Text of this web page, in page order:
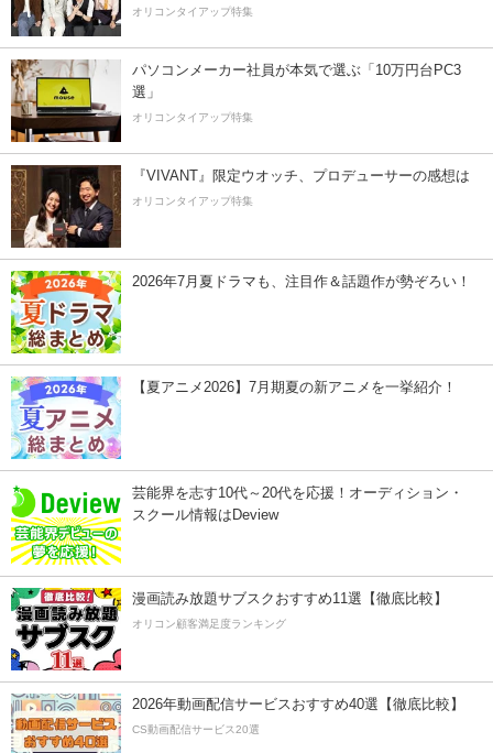
オリコンタイアップ特集
パソコンメーカー社員が本気で選ぶ「10万円台PC3
選」
オリコンタイアップ特集
『VIVANT』限定ウオッチ、プロデューサーの感想は
オリコンタイアップ特集
2026年7月夏ドラマも、注目作＆話題作が勢ぞろい！
【夏アニメ2026】7月期夏の新アニメを一挙紹介！
芸能界を志す10代～20代を応援！オーディション・
スクール情報はDeview
漫画読み放題サブスクおすすめ11選【徹底比較】
オリコン顧客満足度ランキング
2026年動画配信サービスおすすめ40選【徹底比較】
CS動画配信サービス20選